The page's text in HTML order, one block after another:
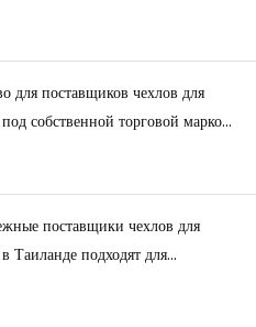
для поставщиков чехлов для
собственной торговой маркой:
поставщики чехлов для
Таиланде подходят для